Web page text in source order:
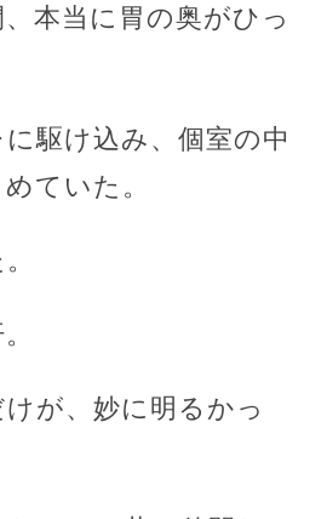
本当に胃の奥がひっ
駆け込み、個室の中
ていた。
が、妙に明るかっ